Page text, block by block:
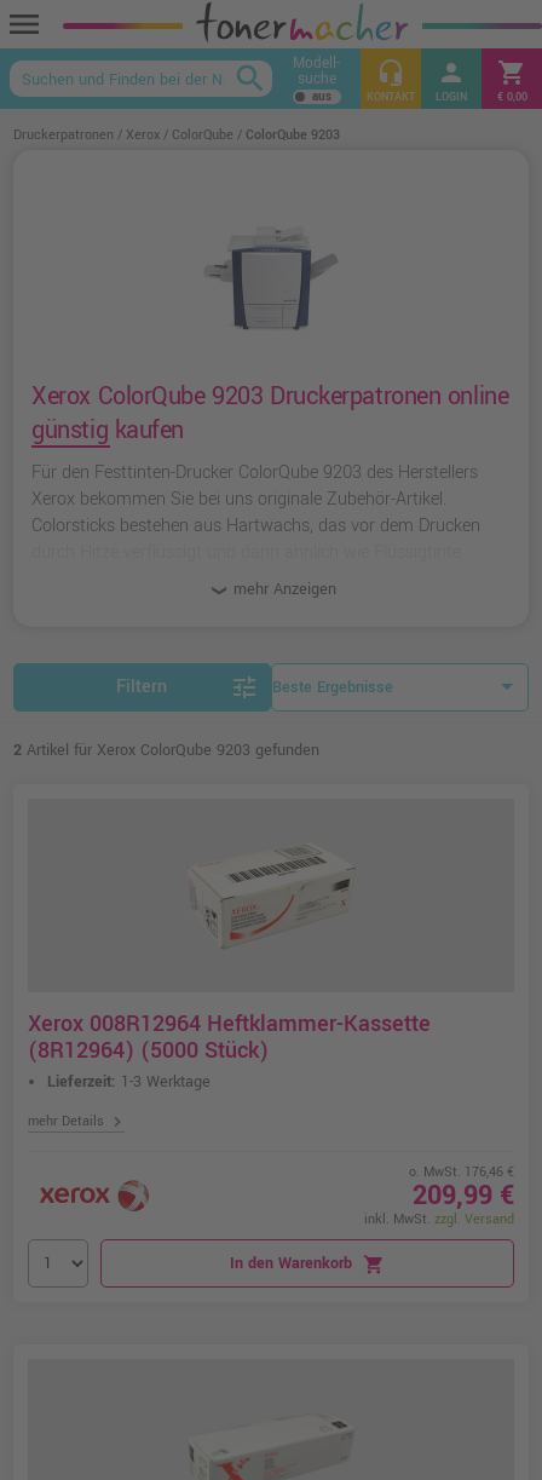
menu
keyboard_arrow_up
search Modell-
suche headset_mic
KONTAKT
person
LOGIN
shopping_cart
€ 0,00
Druckerpatronen Xerox ColorQube ColorQube 9203
Xerox ColorQube 9203 Druckerpatronen online
günstig kaufen
Für den Festtinten-Drucker ColorQube 9203 des Herstellers
Xerox bekommen Sie bei uns originale Zubehör-Artikel.
Colorsticks bestehen aus Hartwachs, das vor dem Drucken
tröpfchenweise aufs Blatt geschossen wird.
mehr Anzeigen
Filtern tune
2 Artikel für Xerox ColorQube 9203 gefunden
Xerox 008R12964 Heftklammer-Kassette
(8R12964) (5000 Stück)
Lieferzeit: 1-3 Werktage
mehr Details chevron_right
o. MwSt. 176,46 €
209,99 €
inkl. MwSt. zzgl. Versand
In den Warenkorb shopping_cart